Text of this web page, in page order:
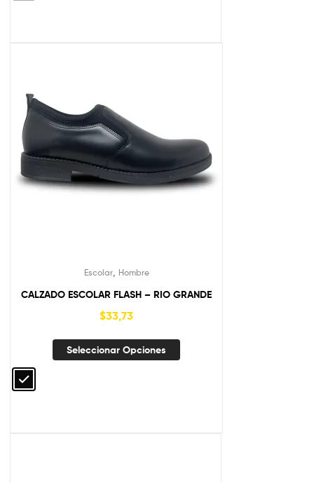
Escolar, Hombre
CALZADO ESCOLAR FLASH – RIO GRANDE
$33,73
Seleccionar Opciones